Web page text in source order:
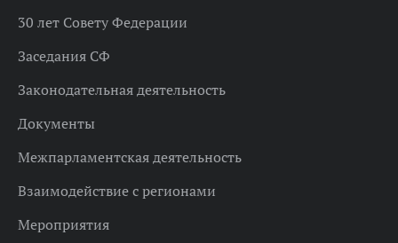
30 лет Совету Федерации
Заседания СФ
Законодательная деятельность
Документы
Межпарламентская деятельность
Взаимодействие с регионами
Мероприятия